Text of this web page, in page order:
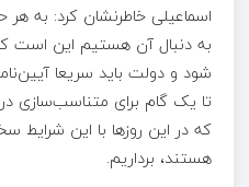
اسماعیلی خاطرنشان کرد: به
به دنبال آن هستیم این است
شود و دولت باید سریعا
تا یک گام برای متناسب‌سازی
که در این روزها با این
هستند، برداریم.